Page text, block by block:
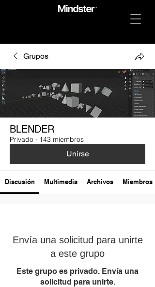
Grupos
BLENDER
Privado · 143 miembros
Unirse
Discusión Multimedia Archivos Miembros
Envía una solicitud para unirte
a este grupo
Este grupo es privado. Envía una
solicitud para unirte.